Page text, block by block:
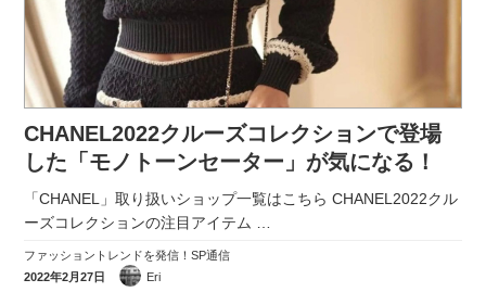
CHANEL2022クルーズコレクションで登場
した「モノトーンセーター」が気になる！
「CHANEL」取り扱いショップ一覧はこちら CHANEL2022クル
ーズコレクションの注目アイテム …
ファッショントレンドを発信！SP通信
2022年2月27日
Eri